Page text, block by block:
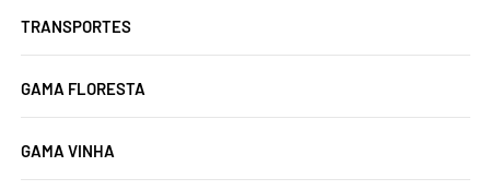
TRANSPORTES
GAMA FLORESTA
GAMA VINHA